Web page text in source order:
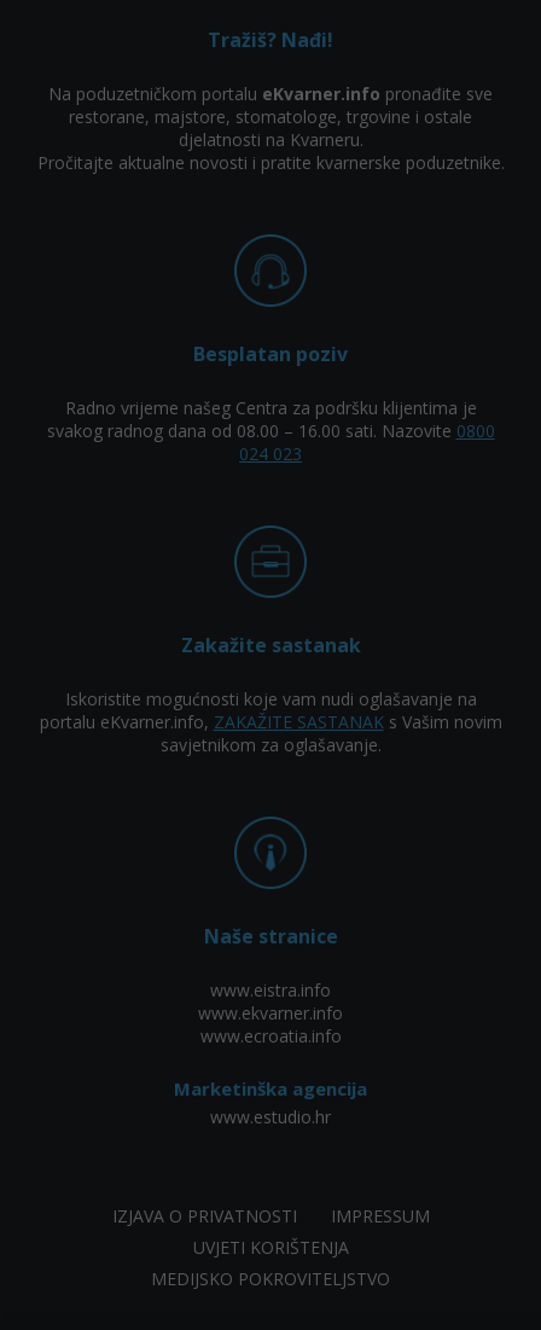
Tražiš? Nađi!
Na poduzetničkom portalu eKvarner.info pronađite sve
restorane, majstore, stomatologe, trgovine i ostale
djelatnosti na Kvarneru.
Pročitajte aktualne novosti i pratite kvarnerske poduzetnike.
Besplatan poziv
Radno vrijeme našeg Centra za podršku klijentima je
svakog radnog dana od 08.00 – 16.00 sati. Nazovite 0800
024 023
Zakažite sastanak
Iskoristite mogućnosti koje vam nudi oglašavanje na
portalu eKvarner.info, ZAKAŽITE SASTANAKs Vašim novim
savjetnikom za oglašavanje.
Naše stranice
www.eistra.info
www.ekvarner.info
www.ecroatia.info
Marketinška agencija
www.estudio.hr
IZJAVA O PRIVATNOSTI
IMPRESSUM
UVJETI KORIŠTENJA
MEDIJSKO POKROVITELJSTVO